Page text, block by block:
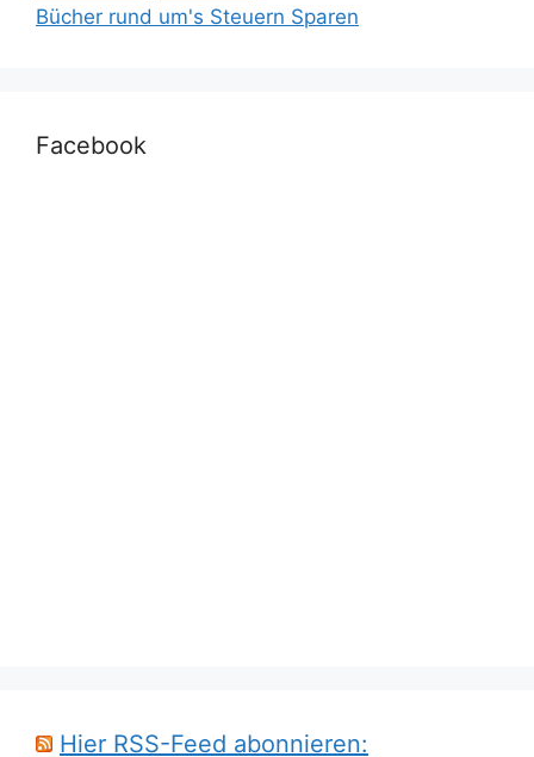
Bücher rund um's Steuern Sparen
Facebook
Hier RSS-Feed abonnieren: